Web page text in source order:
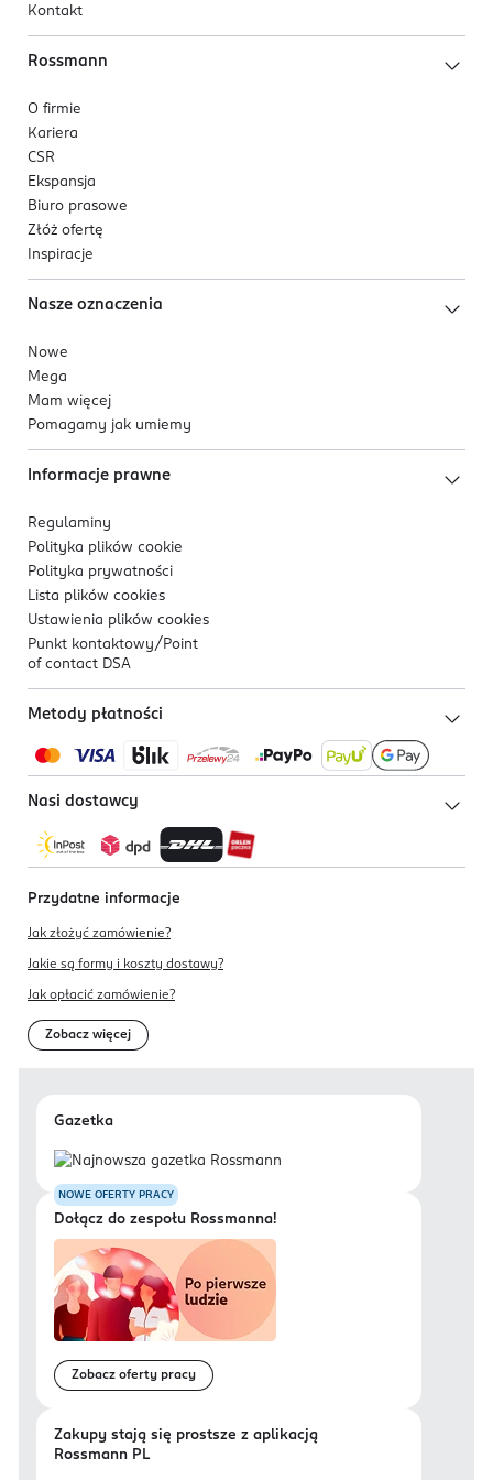
Rezultat
Włosy są lekkie, jedwabiście gładkie i pełne blasku.
Skóra głowy jest nawilżona, odświeżona i zadbana.
Kontakt
Rossmann
O firmie
Kariera
CSR
Ekspansja
Biuro prasowe
Złóż ofertę
Inspiracje
Nasze oznaczenia
Nowe
Mega
Mam więcej
Pomagamy jak umiemy
Informacje prawne
Regulaminy
Polityka plików cookie
Polityka prywatności
Lista plików cookies
Ustawienia plików cookies
Punkt kontaktowy/ Point
of contact DSA
Metody płatności
Nasi dostawcy
Przydatne informacje
Jak złożyć zamówienie?
Jakie są formy i koszty dostawy?
Jak opłacić zamówienie?
Zobacz więcej
Gazetka
NOWE OFERTY PRACY
Dołącz do zespołu Rossmanna!
Zobacz oferty pracy
Zakupy stają się prostsze z aplikacją
Rossmann PL